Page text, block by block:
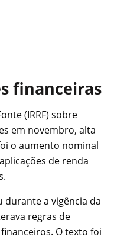
financeiras
(IRRF) sobre
em novembro, alta
o aumento nominal
de renda
a vigência da
regras de
O texto foi